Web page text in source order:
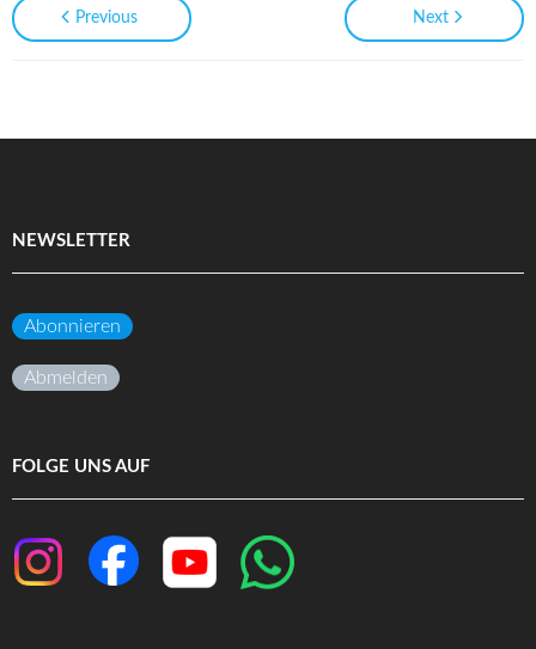
Previous Next
NEWSLETTER
Abonnieren
Abmelden
FOLGE UNS AUF